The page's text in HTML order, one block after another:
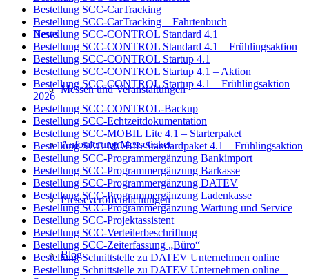
News
Messen und Veranstaltungen
Anforderung Messeticket
Presseveröffentlichungen
Blog
Bestellung SCC-CarTracking
Bestellung SCC-CarTracking – Fahrtenbuch
Bestellung SCC-CONTROL Standard 4.1
Bestellung SCC-CONTROL Standard 4.1 – Frühlingsaktion
Bestellung SCC-CONTROL Startup 4.1
Bestellung SCC-CONTROL Startup 4.1 – Aktion
Bestellung SCC-CONTROL Startup 4.1 – Frühlingsaktion
2026
Bestellung SCC-CONTROL-Backup
Bestellung SCC-Echtzeitdokumentation
Bestellung SCC-MOBIL Lite 4.1 – Starterpaket
Bestellung SCC-MOBIL Standardpaket 4.1 – Frühlingsaktion
Bestellung SCC-Programmergänzung Bankimport
Bestellung SCC-Programmergänzung Barkasse
Bestellung SCC-Programmergänzung DATEV
Bestellung SCC-Programmergänzung Ladenkasse
Bestellung SCC-Programmergänzung Wartung und Service
Bestellung SCC-Projektassistent
Bestellung SCC-Verteilerbeschriftung
Bestellung SCC-Zeiterfassung „Büro“
Bestellung Schnittstelle zu DATEV Unternehmen online
Bestellung Schnittstelle zu DATEV Unternehmen online –